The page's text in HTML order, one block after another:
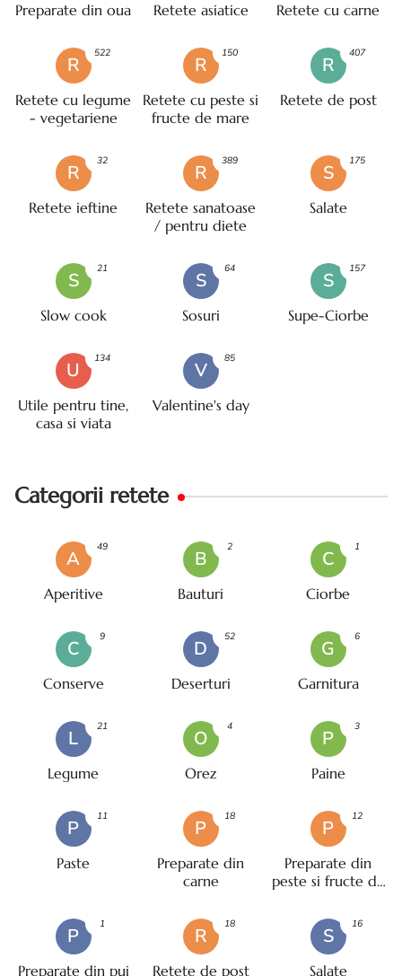
Preparate din oua Retete asiatice Retete cu carne
R
Retete cu legume
- vegetariene
522
R
Retete cu peste si
fructe de mare
150
R
Retete de post
407
R
Retete ieftine
32
R
Retete sanatoase
/ pentru diete
389
S
Salate
175
S
Slow cook
21
S
Sosuri
64
S
Supe-Ciorbe
157
U
Utile pentru tine,
casa si viata
134
V
Valentine's day
85
Categorii retete
A
Aperitive
49
B
Bauturi
2
C
Ciorbe
1
C
Conserve
9
D
Deserturi
52
G
Garnitura
6
L
Legume
21
O
Orez
4
P
Paine
3
P
Paste
11
P
Preparate din
carne
18
P
Preparate din
peste si fructe de
12
P
Preparate din pui
1
R
Retete de post
18
S
Salate
16